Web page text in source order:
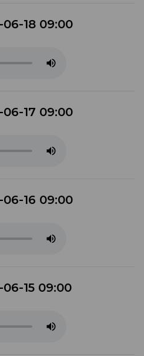
06-18 09:00
06-17 09:00
06-16 09:00
06-15 09:00